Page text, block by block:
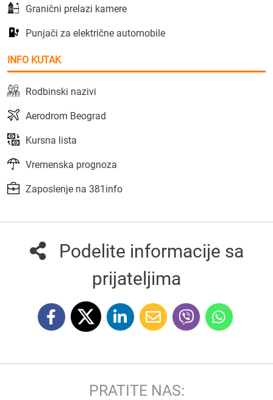
Granični prelazi kamere
Punjači za električne automobile
INFO KUTAK
Rodbinski nazivi
Aerodrom Beograd
Kursna lista
Vremenska prognoza
Zaposlenje na 381info
Podelite informacije sa
prijateljima
PRATITE NAS: